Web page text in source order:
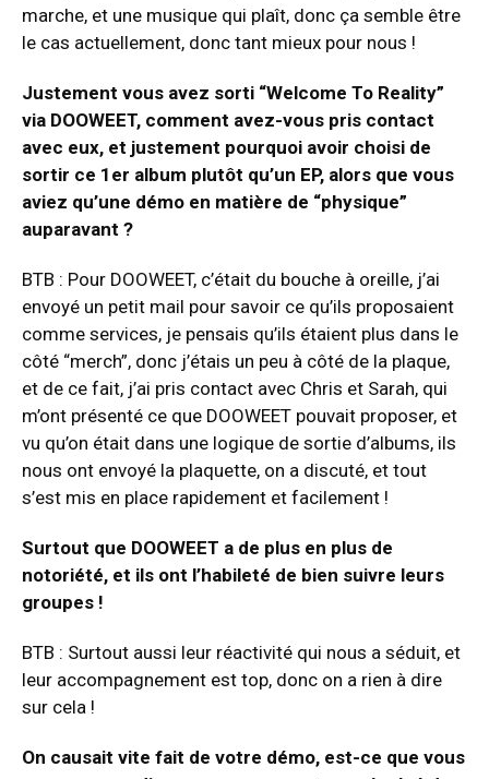
marche, et une musique qui plaît, donc ça semble être
le cas actuellement, donc tant mieux pour nous !
Justement vous avez sorti “Welcome To Reality”
via DOOWEET, comment avez-vous pris contact
avec eux, et justement pourquoi avoir choisi de
sortir ce 1er album plutôt qu’un EP, alors que vous
aviez qu’une démo en matière de “physique”
auparavant ?
BTB : Pour DOOWEET, c’était du bouche à oreille, j’ai
envoyé un petit mail pour savoir ce qu’ils proposaient
comme services, je pensais qu’ils étaient plus dans le
côté “merch”, donc j’étais un peu à côté de la plaque,
et de ce fait, j’ai pris contact avec Chris et Sarah, qui
m’ont présenté ce que DOOWEET pouvait proposer, et
vu qu’on était dans une logique de sortie d’albums, ils
nous ont envoyé la plaquette, on a discuté, et tout
s’est mis en place rapidement et facilement !
Surtout que DOOWEET a de plus en plus de
notoriété, et ils ont l’habileté de bien suivre leurs
groupes !
BTB : Surtout aussi leur réactivité qui nous a séduit, et
leur accompagnement est top, donc on a rien à dire
sur cela !
On causait vite fait de votre démo, est-ce que vous